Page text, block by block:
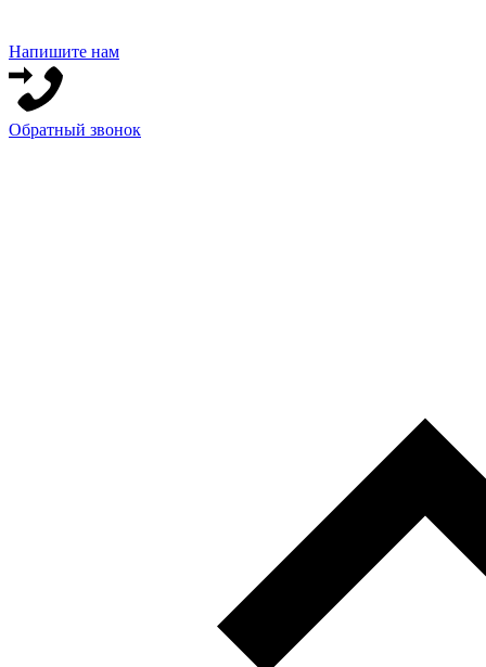
Напишите нам
Обратный звонок